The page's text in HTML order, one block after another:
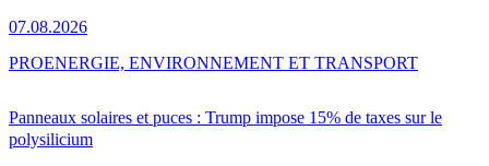
07.08.2026
Panneaux solaires et puces : Trump impose 15% de taxes sur le
polysilicium
PROENERGIE, ENVIRONNEMENT ET TRANSPORT